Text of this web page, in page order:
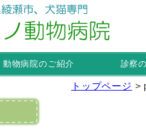
動物病院のご紹介 診察
トップページ >